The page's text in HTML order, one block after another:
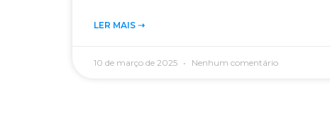
LER MAIS ➝‬
10 de março de 2025 Nenhum comentário